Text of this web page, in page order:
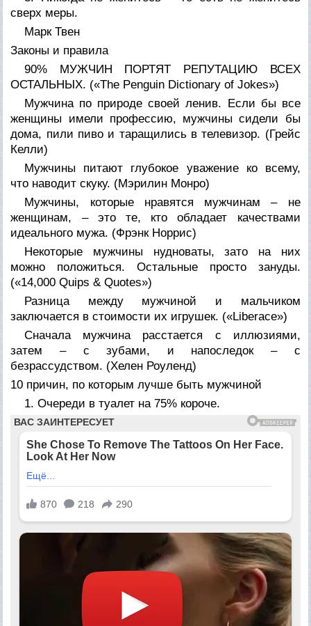
сверх меры.
Марк Твен
Законы и правила
90% МУЖЧИН ПОРТЯТ РЕПУТАЦИЮ ВСЕХ
ОСТАЛЬНЫХ. («The Penguin Dictionary of Jokes»)
Мужчина по природе своей ленив. Если бы все
женщины имели профессию, мужчины сидели бы
дома, пили пиво и таращились в телевизор. (Грейс
Келли)
Мужчины питают глубокое уважение ко всему,
что наводит скуку. (Мэрилин Монро)
Мужчины, которые нравятся мужчинам – не
женщинам, – это те, кто обладает качествами
идеального мужа. (Фрэнк Норрис)
Некоторые мужчины нудноваты, зато на них
можно положиться. Остальные просто зануды.
(«14,000 Quips & Quotes»)
Разница между мужчиной и мальчиком
заключается в стоимости их игрушек. («Liberace»)
Сначала мужчина расстается с иллюзиями,
затем – с зубами, и напоследок – с
безрассудством. (Хелен Роуленд)
10 причин, по которым лучше быть мужчиной
1. Очереди в туалет на 75% короче.